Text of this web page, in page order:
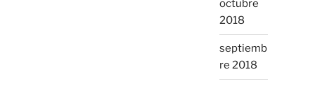
octubre
2018
septiemb
re 2018